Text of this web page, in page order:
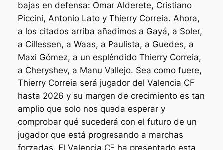
bajas en defensa: Omar Alderete, Cristiano
Piccini, Antonio Lato y Thierry Correia. Ahora,
a los citados arriba añadimos a Gayá, a Soler,
a Cillessen, a Waas, a Paulista, a Guedes, a
Maxi Gómez, a un espléndido Thierry Correia,
a Cheryshev, a Manu Vallejo. Sea como fuere,
Thierry Correia será jugador del Valencia CF
hasta 2026 y su margen de crecimiento es tan
amplio que solo nos queda esperar y
comprobar qué sucederá con el futuro de un
jugador que está progresando a marchas
forzadas. El Valencia CF ha presentado esta